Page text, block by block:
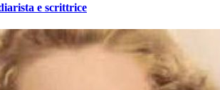
e scrittrice